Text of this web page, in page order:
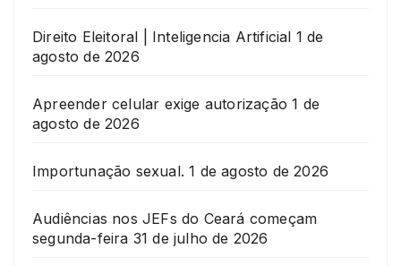
Direito Eleitoral | Inteligencia Artificial 1 de
agosto de 2026
Apreender celular exige autorização 1 de
agosto de 2026
Importunação sexual. 1 de agosto de 2026
Audiências nos JEFs do Ceará começam
segunda-feira 31 de julho de 2026